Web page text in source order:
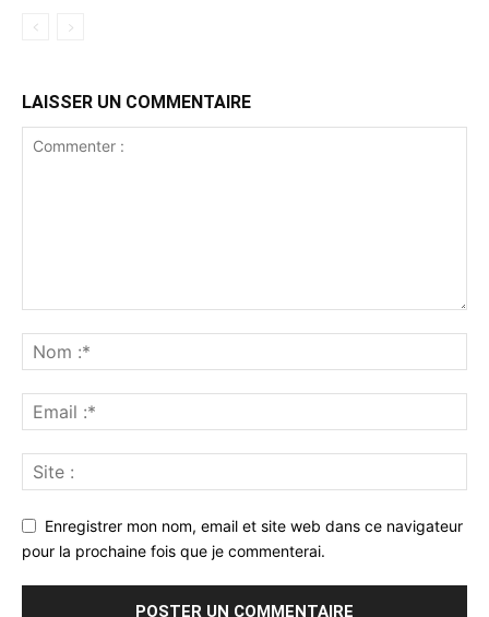
LAISSER UN COMMENTAIRE
Enregistrer mon nom, email et site web dans ce navigateur
pour la prochaine fois que je commenterai.